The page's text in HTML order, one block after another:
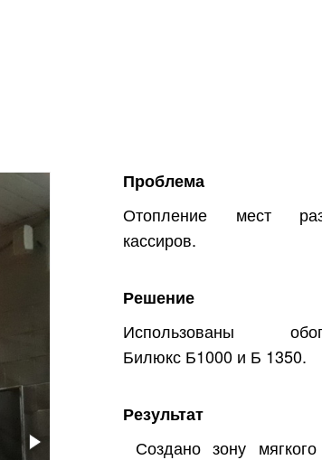
Проблема
Отопление мест
кассиров.
Решение
Использованы
Билюкс Б1000 и Б 1350.
Результат
Создано зону